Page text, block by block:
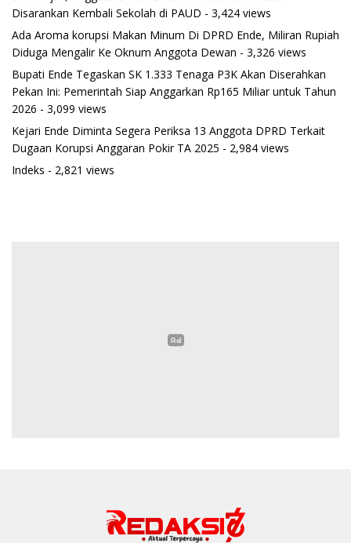
Disarankan Kembali Sekolah di PAUD - 3,424 views
Ada Aroma korupsi Makan Minum Di DPRD Ende, Miliran Rupiah
Diduga Mengalir Ke Oknum Anggota Dewan - 3,326 views
Bupati Ende Tegaskan SK 1.333 Tenaga P3K Akan Diserahkan
Pekan Ini: Pemerintah Siap Anggarkan Rp165 Miliar untuk Tahun
2026 - 3,099 views
Kejari Ende Diminta Segera Periksa 13 Anggota DPRD Terkait
Dugaan Korupsi Anggaran Pokir TA 2025 - 2,984 views
Indeks - 2,821 views